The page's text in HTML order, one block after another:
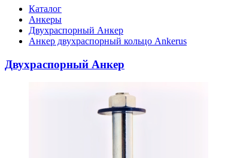
Каталог
Анкеры
Двухраспорный Анкер
Анкер двухраспорный кольцо Ankerus
Двухраспорный Анкер